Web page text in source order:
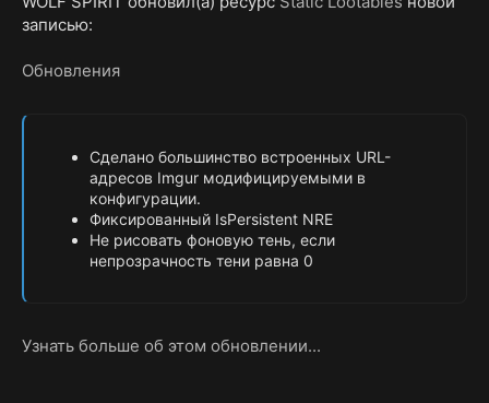
записью:
Обновления
Сделано большинство встроенных URL-
адресов Imgur модифицируемыми в
конфигурации.
Фиксированный IsPersistent NRE
Не рисовать фоновую тень, если
непрозрачность тени равна 0
Узнать больше об этом обновлении...